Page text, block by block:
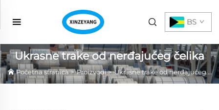
BS
Ukrasne trake od nerđajućeg čelika
Početna stranica>Proizvodi>Ukrasne trake od nerđajućeg čelika